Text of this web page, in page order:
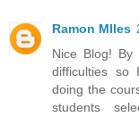
Ramon MIles
Nice Blog!
difficulties so
doing the
students